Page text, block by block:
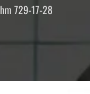
729-17-28